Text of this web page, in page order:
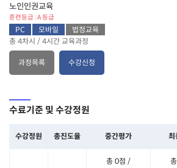
노인인권교육
훈련등급 : A 등급
PC 모바일
법정교육
총 4차시 / 4시간 교육과정
과정목록 수강신청
수료기준 및 수강정원
수강정원 총진도율 중간평가 최
총 0점 /